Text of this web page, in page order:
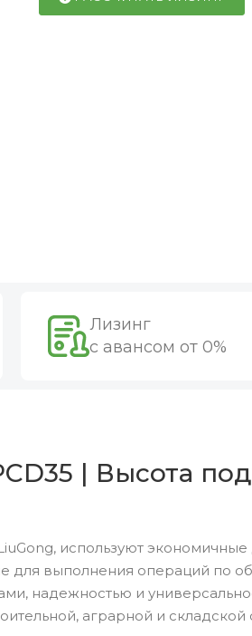
Лизинг
с авансом от 0%
| Высота
используют
выполнения операций по
надежностью и
аграрной и складской